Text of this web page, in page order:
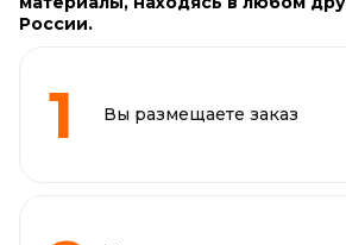
России.
Вы размещаете заказ